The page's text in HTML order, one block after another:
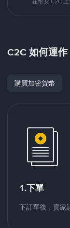
C2C 如何運作
購買加密貨幣
1.下單
下訂單後，賣家